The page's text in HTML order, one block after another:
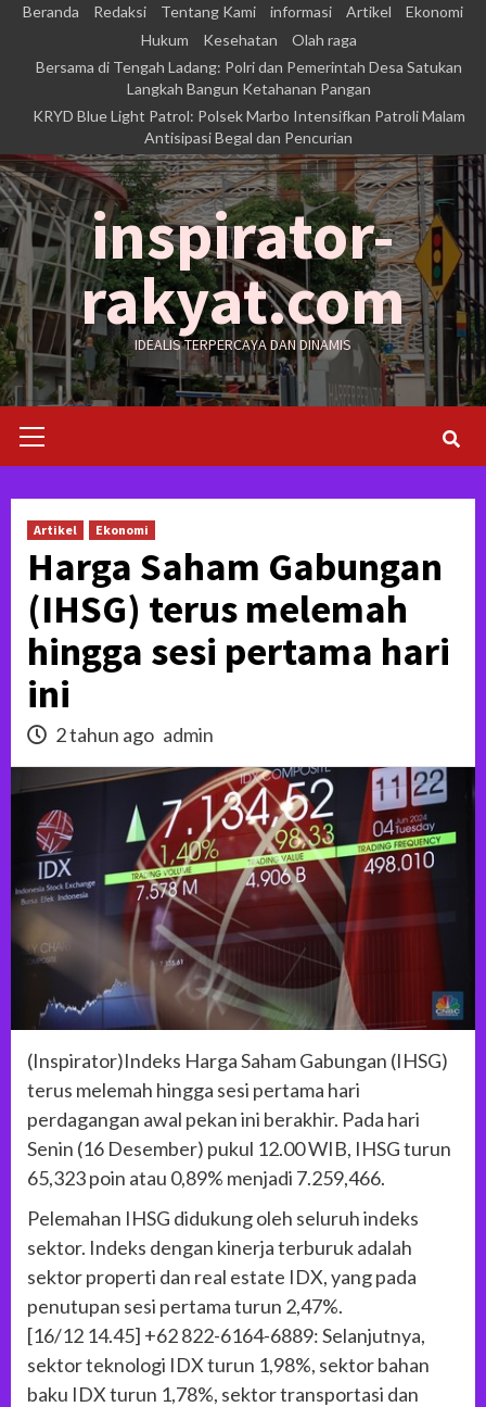
Skip
content
Beranda Redaksi Tentang Kami informasi Artikel
Ekonomi
Hukum
Kesehatan
Olah raga
Bersama di Tengah Ladang: Polri dan Pemerintah Desa Satukan
Langkah Bangun Ketahanan Pangan
KRYD Blue Light Patrol: Polsek Marbo Intensifkan Patroli Malam
Antisipasi Begal dan Pencurian
inspirator-
rakyat.com
IDEALIS TERPERCAYA DAN DINAMIS
Menu
Artikel Ekonomi
Harga Saham Gabungan
(IHSG) terus melemah
hingga sesi pertama hari
ini
2 tahun ago admin
(Inspirator)Indeks Harga Saham Gabungan (IHSG)
terus melemah hingga sesi pertama hari
perdagangan awal pekan ini berakhir. Pada hari
Senin (16 Desember) pukul 12.00 WIB, IHSG turun
65,323 poin atau 0,89% menjadi 7.259,466.
Pelemahan IHSG didukung oleh seluruh indeks
sektor. Indeks dengan kinerja terburuk adalah
sektor properti dan real estate IDX, yang pada
penutupan sesi pertama turun 2,47%.
[16/12 14.45] +62 822-6164-6889: Selanjutnya,
sektor teknologi IDX turun 1,98%, sektor bahan
baku IDX turun 1,78%, sektor transportasi dan